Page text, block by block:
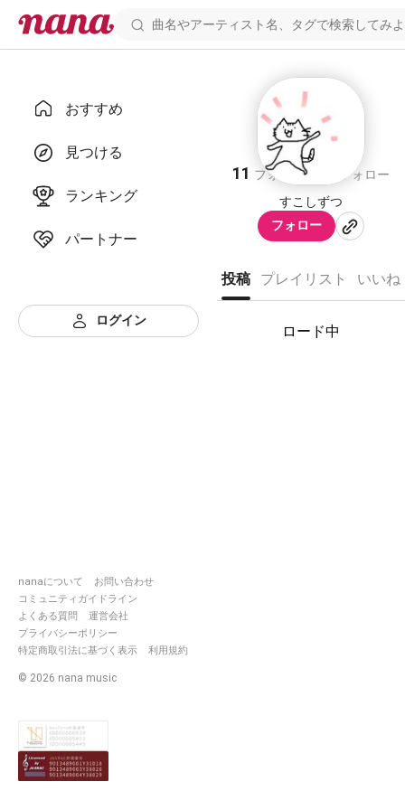
おすすめ
見つける
ランキング
パートナー
ログイン
nanaについて
お問い合わせ
コミュニティガイドライン
よくある質問
運営会社
プライバシーポリシー
特定商取引法に基づく表示
利用規約
© 2026 nana music
コンぽた
11 フォロワー
フォロー
すこしずつ
フォロー
投稿 プレイリスト いいね
ロード中